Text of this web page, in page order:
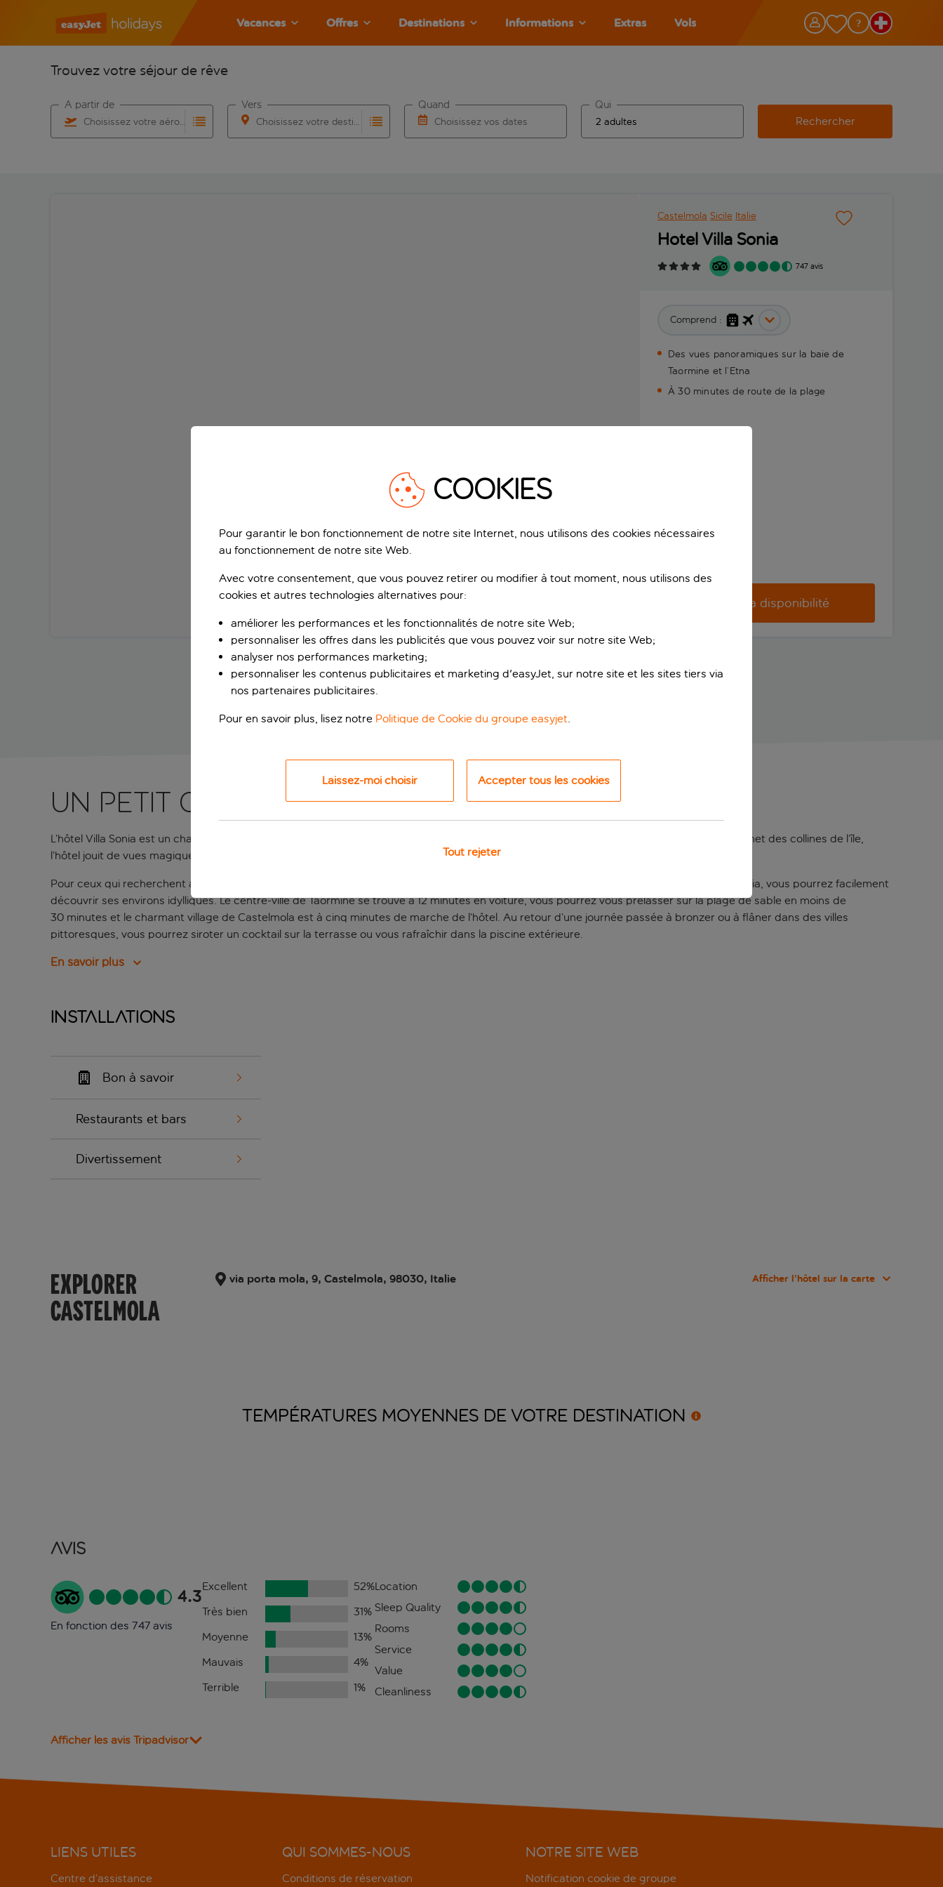
Vacances Offres Destinations Informations Extras Vols
Trouvez votre séjour de rêve
Choisissez votre aéroport
À partir de
Choisissez votre destination
Vers
Choisissez vos dates
Quand Qui
Rechercher
Castelmola Sicile Italie
Hotel Villa Sonia
747 avis
Comprend :
Des vues panoramiques sur la baie de
Taormine et l’Etna
À 30 minutes de route de la plage
Vérifier la disponibilité
Un petit chez-soi charmant en Sicile
L’hôtel Villa Sonia est un charmant refuge rural situé sur la côte est de la Sicile, à proximité de la ville populaire de Taormine. Niché au sommet des collines de l’île,
l’hôtel jouit de vues magiques sur l’Etna et la côte environnante.
Pour ceux qui recherchent à la fois la tranquillité et les visites touristiques, l’hôtel est parfaitement situé. En vous installant à l’hôtel Villa Sonia, vous pourrez facilement
découvrir ses environs idylliques. Le centre-ville de Taormine se trouve à 12 minutes en voiture, vous pourrez vous prélasser sur la plage de sable en moins de
30 minutes et le charmant village de Castelmola est à cinq minutes de marche de l’hôtel. Au retour d’une journée passée à bronzer ou à flâner dans des villes
pittoresques, vous pourrez siroter un cocktail sur la terrasse ou vous rafraîchir dans la piscine extérieure.
En savoir plus
Installations
Bon à savoir
Restaurants et bars
Divertissement
EXPLORER
CASTELMOLA
via porta mola, 9, Castelmola, 98030, Italie Afficher l’hôtel sur la carte
TEMPÉRATURES MOYENNES DE VOTRE DESTINATION
Avis
4.3
En fonction des 747 avis
Excellent 52%
Très bien
31%
Moyenne
13%
Mauvais
4%
Terrible
1%
Location
Sleep Quality
Rooms
Service
Value
Cleanliness
Afficher les avis Tripadvisor
LIENS UTILES
Centre d’assistance
QUI SOMMES-NOUS
Conditions de réservation
NOTRE SITE WEB
Notification cookie de groupe
COOKIES
Pour garantir le bon fonctionnement de notre site Internet, nous utilisons des cookies nécessaires
au fonctionnement de notre site Web.
Avec votre consentement, que vous pouvez retirer ou modifier à tout moment, nous utilisons des
cookies et autres technologies alternatives pour:
améliorer les performances et les fonctionnalités de notre site Web;
personnaliser les offres dans les publicités que vous pouvez voir sur notre site Web;
analyser nos performances marketing;
personnaliser les contenus publicitaires et marketing d'easyJet, sur notre site et les sites tiers via
nos partenaires publicitaires.
Pour en savoir plus, lisez notre Politique de Cookie du groupe easyjet.
Laissez-moi choisir Accepter tous les cookies
Tout rejeter